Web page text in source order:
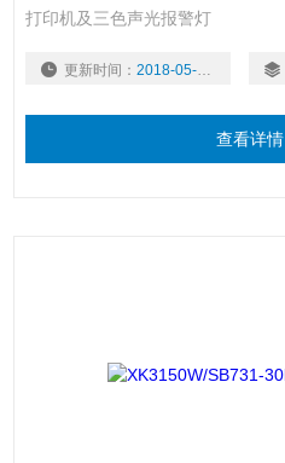
打印机及三色声光报警灯
更新时间： 2018-05-07
查看详情